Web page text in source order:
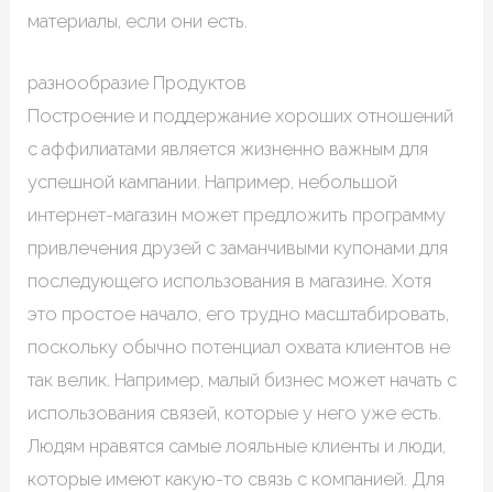
материалы, если они есть.
​разнообразие Продуктов
Построение и поддержание хороших отношений
с аффилиатами является жизненно важным для
успешной кампании. Например, небольшой
интернет-магазин может предложить программу
привлечения друзей с заманчивыми купонами для
последующего использования в магазине. Хотя
это простое начало, его трудно масштабировать,
поскольку обычно потенциал охвата клиентов не
так велик. Например, малый бизнес может начать с
использования связей, которые у него уже есть.
Людям нравятся самые лояльные клиенты и люди,
которые имеют какую-то связь с компанией. Для